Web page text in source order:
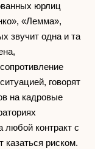
юрлиц
«Лемма»,
звучит одна и та
говорят
на кадровые
любой контракт с
казаться риском.